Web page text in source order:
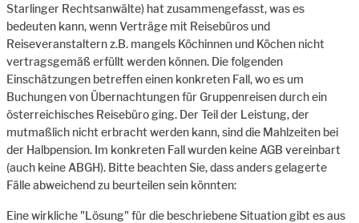
Starlinger Rechtsanwälte) hat zusammengefasst, was es
bedeuten kann, wenn Verträge mit Reisebüros und
Reiseveranstaltern z.B. mangels Köchinnen und Köchen nicht
vertragsgemäß erfüllt werden können. Die folgenden
Einschätzungen betreffen einen konkreten Fall, wo es um
Buchungen von Übernachtungen für Gruppenreisen durch ein
österreichisches Reisebüro ging. Der Teil der Leistung, der
mutmaßlich nicht erbracht werden kann, sind die Mahlzeiten bei
der Halbpension. Im konkreten Fall wurden keine AGB vereinbart
(auch keine ABGH). Bitte beachten Sie, dass anders gelagerte
Fälle abweichend zu beurteilen sein könnten:
Eine wirkliche "Lösung" für die beschriebene Situation gibt es aus